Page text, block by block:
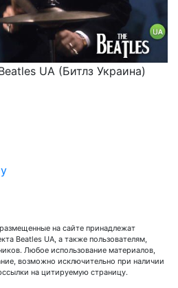
UA (Битлз Украина)
на сайте принадлежат
Beatles UA, а также пользователям,
Любое использование материалов,
возможно исключительно при наличии
на цитируемую страницу.